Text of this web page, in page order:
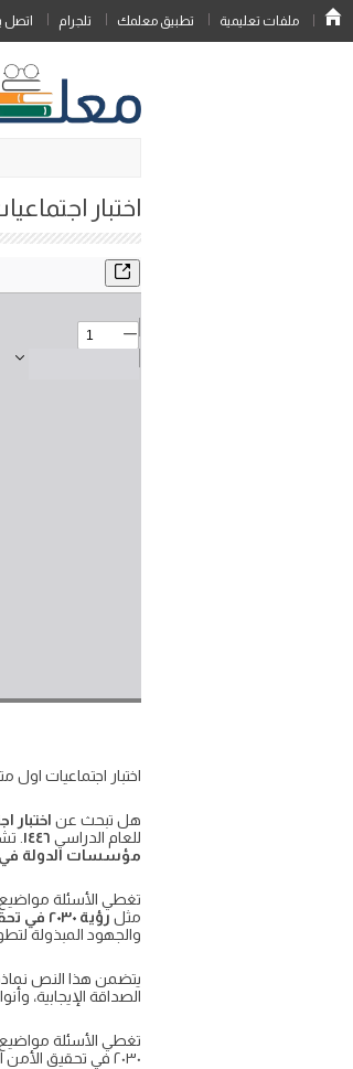
ملفات تعليمية تطبيق معلمك تلجرام اتصل
اختبار
اختبار اجتماعيات اول
هل تبحث عن اختبار
للعام الدراسي ١٤٤٦.
مؤسسات الدولة في
تغطي الأسئلة
مثل رؤية ٢٠٣٠ في تحقيق الأمن الاجتماعي
والجهود المبذولة
الصداقة الإيجابية،
تغطي الأسئلة مواضيع
٢٠٣٠ في تحقيق الأمن الاجتماعي، مع نماذج إجابات نموذجية.